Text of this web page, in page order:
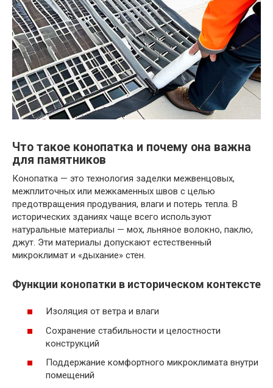
Что такое конопатка и почему она важна
для памятников
Конопатка — это технология заделки межвенцовых,
межплиточных или межкаменных швов с целью
предотвращения продувания, влаги и потерь тепла. В
исторических зданиях чаще всего используют
натуральные материалы — мох, льняное волокно, паклю,
джут. Эти материалы допускают естественный
микроклимат и «дыхание» стен.
Функции конопатки в историческом контексте
Изоляция от ветра и влаги
Сохранение стабильности и целостности
конструкций
Поддержание комфортного микроклимата внутри
помещений